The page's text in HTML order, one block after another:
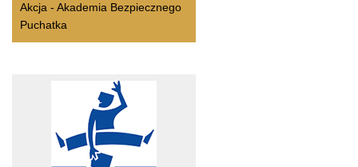
Akcja - Akademia Bezpiecznego
Puchatka